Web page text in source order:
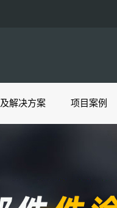
解决方案 项目案例